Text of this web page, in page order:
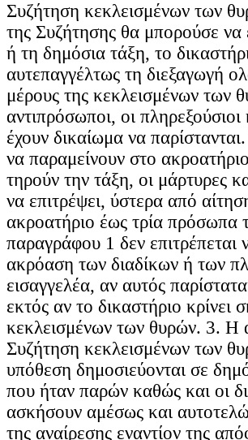
Συζήτηση κεκλεισμένων των
της Συζήτησης θα μπορούσε να
ή τη δημόσια τάξη, το
αυτεπαγγέλτως τη διεξαγωγή
μέρους της κεκλεισμένων των
αντιπρόσωποι, οι πληρεξούσιοι
έχουν δικαίωμα να
να παραμείνουν στο
τηρούν την τάξη, οι μάρτυρες
να επιτρέψει, ύστερα από
ακροατήριο έως τρία
παραγράφου 1 δεν επιτρέπεται
ακρόαση των διαδίκων ή των
εισαγγελέα, αν αυτός
εκτός αν το δικαστήριο κρίνει
κεκλεισμένων των θυρών. 3. Η
Συζήτηση κεκλεισμένων των
υπόθεση δημοσιεύονται σε
που ήταν παρών καθώς και οι
ασκήσουν αμέσως και
της αναίρεσης εναντίον της